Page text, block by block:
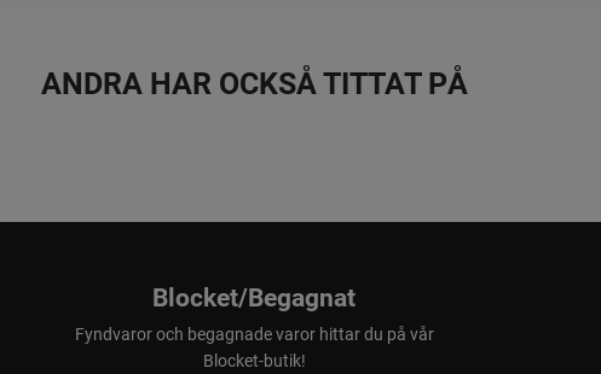
ANDRA HAR OCKSÅ TITTAT PÅ
Blocket/Begagnat
Fyndvaror och begagnade varor hittar du på vår
Blocket-butik!